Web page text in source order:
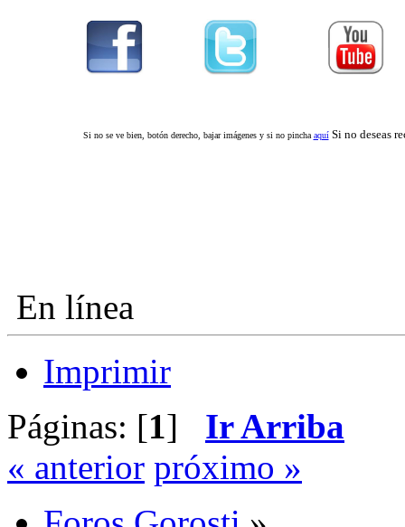
Si no se ve bien, botón derecho, bajar imágenes y si no pinchaaquíSi no deseas
En línea
Imprimir
Páginas: [1] Ir Arriba
« anterior próximo »